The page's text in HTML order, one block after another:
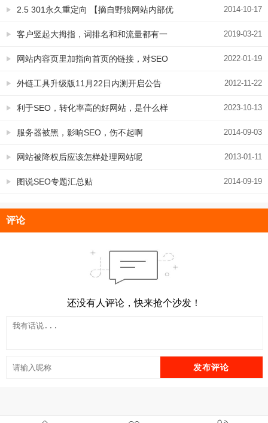
2014-10-17
2.5 301永久重定向 【摘自野狼网站内部优
化手册】 2019-03-21
客户竖起大拇指，词排名和和流量都有一
定的提升 2022-01-19
网站内容页里加指向首页的链接，对SEO
是否有帮助？ 2012-11-22
外链工具升级版11月22日内测开启公告
2023-10-13
利于SEO，转化率高的好网站，是什么样
的制作流程 2014-09-03
服务器被黑，影响SEO，伤不起啊
2013-01-11
网站被降权后应该怎样处理网站呢
2014-09-19
图说SEO专题汇总贴
评论
还没有人评论，快来抢个沙发！
发布评论